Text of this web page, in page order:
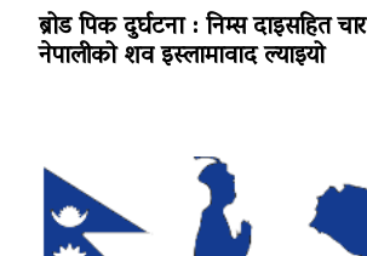
ब्रोड पिक दुर्घटना : निम्स दाइसहित चार
नेपालीको शव इस्लामावाद ल्याइयो